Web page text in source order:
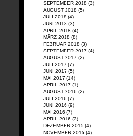
SEPTEMBER 2018 (3)
AUGUST 2018 (5)
JULI 2018 (4)
JUNI 2018 (3)
APRIL 2018 (4)
MÄRZ 2018 (8)
FEBRUAR 2018 (3)
SEPTEMBER 2017 (4)
AUGUST 2017 (2)
JULI 2017 (7)
JUNI 2017 (5)
MAI 2017 (14)
APRIL 2017 (1)
AUGUST 2016 (2)
JULI 2016 (7)
JUNI 2016 (9)
MAI 2016 (7)
APRIL 2016 (3)
DEZEMBER 2015 (4)
NOVEMBER 2015 (4)